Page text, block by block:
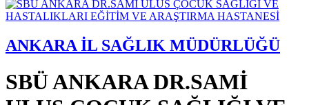
ANKARA İL SAĞLIK MÜDÜRLÜĞÜ
SBÜ ANKARA DR.SAMİ